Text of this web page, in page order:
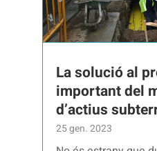
La solució al
important del
d’actius
25 gen. 2023